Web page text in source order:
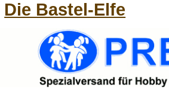
Die Bastel-Elfe